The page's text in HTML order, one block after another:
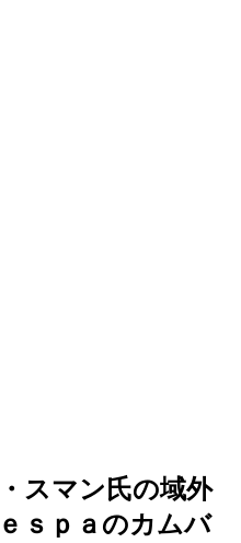
スマン氏の域外
ｓｐａのカムバ